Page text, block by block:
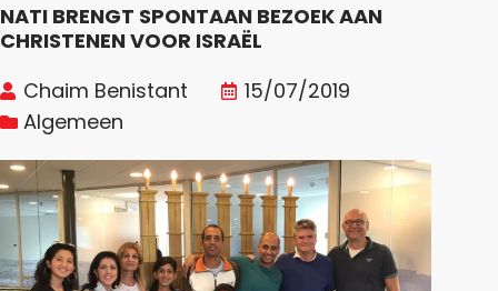
NATI BRENGT SPONTAAN BEZOEK AAN
CHRISTENEN VOOR ISRAËL
Chaim Benistant
15/07/2019
Algemeen